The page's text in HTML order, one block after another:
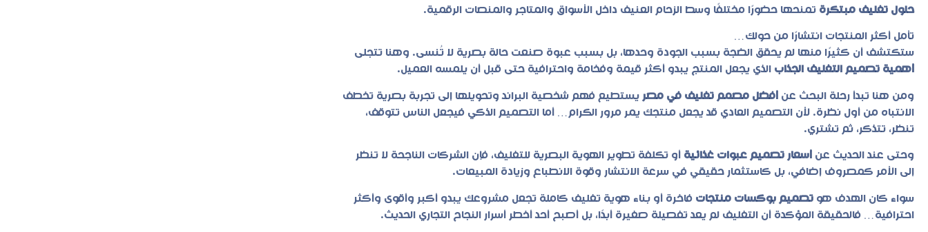
حلول تغليف مبتكرة تمنحها حضورًا مختلفًا وسط الزحام العنيف داخل الأسواق والمتاجر والمنصات الرقمية.
تأمل أكثر المنتجات انتشارًا من حولك…
ستكتشف أن كثيرًا منها لم يحقق الضجة بسبب الجودة وحدها، بل بسبب عبوة صنعت حالة بصرية لا تُنسى. وهنا تتجلى
أهمية تصميم التغليف الجذاب الذي يجعل المنتج يبدو أكثر قيمة وفخامة واحترافية حتى قبل أن يلمسه العميل.
ومن هنا تبدأ رحلة البحث عن أفضل مصمم تغليف في مصر يستطيع فهم شخصية البراند وتحويلها إلى تجربة بصرية تخطف
الانتباه من أول نظرة. لأن التصميم العادي قد يجعل منتجك يمر مرور الكرام… أما التصميم الذكي فيجعل الناس تتوقف،
تنظر، تتذكر، ثم تشتري.
وحتى عند الحديث عن أسعار تصميم عبوات غذائية أو تكلفة تطوير الهوية البصرية للتغليف، فإن الشركات الناجحة لا تنظر
إلى الأمر كمصروف إضافي، بل كاستثمار حقيقي في سرعة الانتشار وقوة الانطباع وزيادة المبيعات.
سواء كان الهدف هو تصميم بوكسات منتجات فاخرة أو بناء هوية تغليف كاملة تجعل مشروعك يبدو أكبر وأقوى وأكثر
احترافية… فالحقيقة المؤكدة أن التغليف لم يعد تفصيلة صغيرة أبدًا، بل أصبح أحد أخطر أسرار النجاح التجاري الحديث.